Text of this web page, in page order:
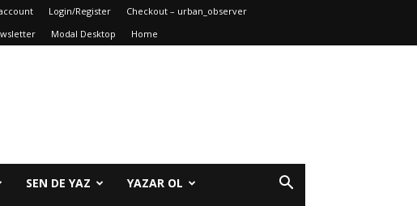
Login/Register
Checkout – urban_observer
Modal Desktop Home
SEN DE YAZ YAZAR OL